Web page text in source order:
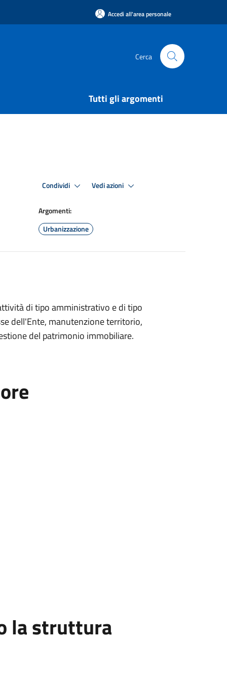
Accedi all'area personale
Cerca
Tutti gli argomenti
Condividi Vedi azioni
Argomenti:
Urbanizzazione
di tipo amministrativo e di tipo
dell'Ente, manutenzione territorio,
del patrimonio immobiliare.
la struttura